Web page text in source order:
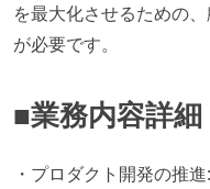
を最大化させるための
が必要です。
■業務内容詳細
・プロダクト開発の推